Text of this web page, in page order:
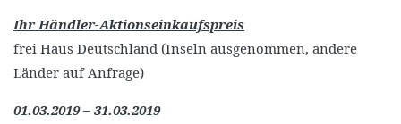
Ihr Händler-Aktionseinkaufspreis
frei Haus Deutschland (Inseln ausgenommen, andere
Länder auf Anfrage)
01.03.2019 – 31.03.2019